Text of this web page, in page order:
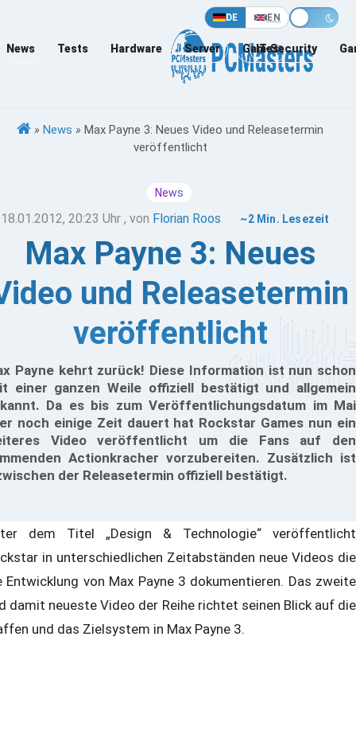
DE EN
News Tests Hardware Server Games
IT-Security
» News » Max Payne 3: Neues Video und Releasetermin
veröffentlicht
News
18.01.2012, 20:23 Uhr , von Florian Roos ~2 Min. Lesezeit
Max Payne 3: Neues
und Releasetermin
veröffentlicht
Payne kehrt zurück! Diese Information ist nun schon
einer ganzen Weile offiziell bestätigt und allgemein
Da es bis zum Veröffentlichungsdatum im Mai
noch einige Zeit dauert hat Rockstar Games nun ein
Video veröffentlicht um die Fans auf den
Actionkracher vorzubereiten. Zusätzlich ist
der Releasetermin offiziell bestätigt.
dem Titel „Design & Technologie“ veröffentlicht
in unterschiedlichen Zeitabständen neue Videos die
Entwicklung von Max Payne 3 dokumentieren. Das zweite
damit neueste Video der Reihe richtet seinen Blick auf die
und das Zielsystem in Max Payne 3.